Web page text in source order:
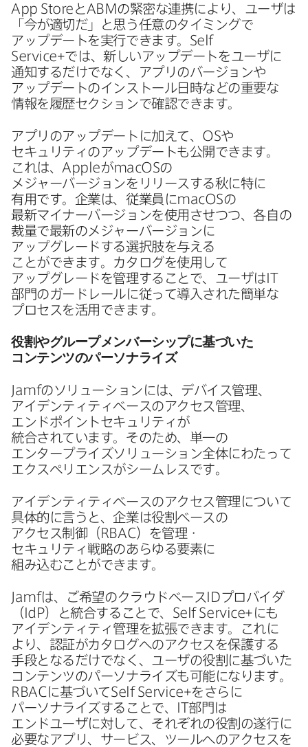
App Store と ABMの​緊密な​連携に​より、​ユーザは​
「今が​適切だ」と​思う​任意の​タイミングで​
アップデートを​実行できます。 Self
Service+では、​新しい​アップデートを​ユーザに​
通知するだけでなく、​アプリの​バージ​ョンや​
アップデートの​インストール日​時などの​重要な​
情報を​履歴セクションで​確認できます。
アプリの​アップデートに​加えて、 OSや​
セキュリティの​アップデートも​公開できます。​
これは、 AppleがmacOSの​
メジャーバージョンを​リリースする​秋に​特に​
有用です。​企業は、​従業員にmacOSの​
最新マイナーバージョンを​使用させ​つつ、​各自の​
裁量で​最新の​メジャーバージ​ョンに​
アップグレードする​選択肢を​与える​
ことができます。​カタログを​使用して​
アップグレードを​管理する​ことで、​ユーザは IT
部門の​ガードレールに​従って​導入された​簡単な​
プロセスを​活用できます。
役割や​グループメンバーシップに​基づいた​
コンテンツの​パーソナライズ
Jamfの​ソリューションには、​デバイス管理、​
アイデンティティベースの​アクセス管理、​
エンドポイントセキュリティが​
統合されています。​その​ため、​単一の​
エンタープライズソリューション全体に​わたって​
エクスペリエンスが​シームレスです。
アイデンティティベースの​アクセス管理に​ついて​
具体的に​言うと、​企業は​役割ベースの​
アクセス制御​（ RBAC）を​管理・
セキュリティ戦略の​あらゆる​要素に​
組み込むことができます。
Jamfは、​ご希望の​クラウドベース IDプロバイダ​
（ IdP）と​統合する​ことで、 Self Service+にも​
アイデンティティ管理を​拡張できます。​これに​
より、​認証が​カタログへの​アクセスを​保護する​
手段と​なるだけでなく、​ユーザの​役割に​基づいた​
コンテンツの​パーソナライズも​可能に​なります。
RBAC に​基づいてSelf Service+を​さらに​
パーソナライズする​ことで、
IT部門は​
エンドユーザに​対して、​それぞれの​役割の​遂行に​
必要な​アプリ、​サービス、​ツールへの​アクセスを​